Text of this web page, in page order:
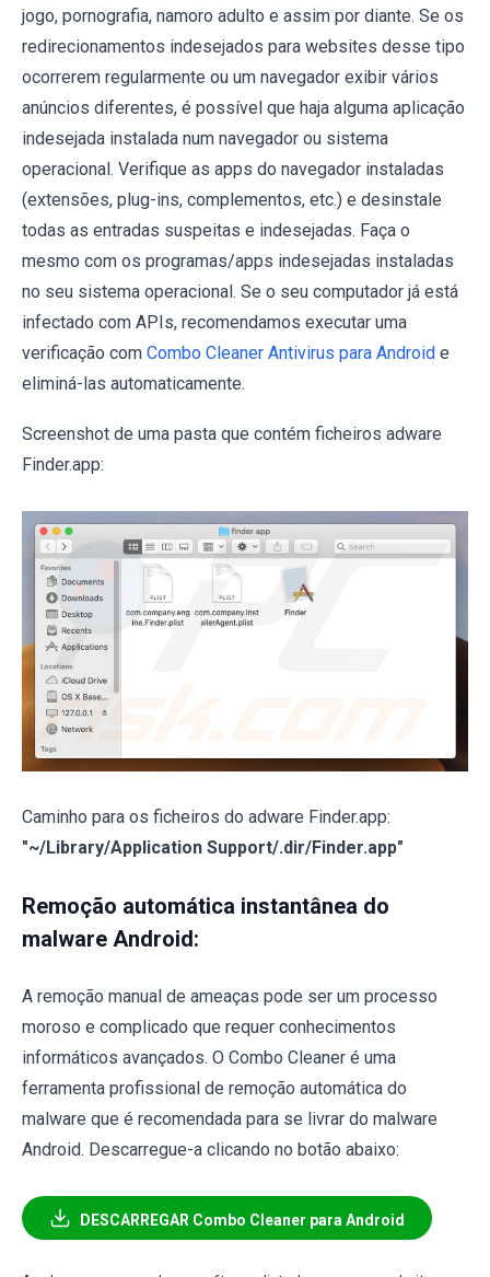
jogo, pornografia, namoro adulto e assim por diante. Se os
redirecionamentos indesejados para websites desse tipo
ocorrerem regularmente ou um navegador exibir vários
anúncios diferentes, é possível que haja alguma aplicação
indesejada instalada num navegador ou sistema
operacional. Verifique as apps do navegador instaladas
(extensões, plug-ins, complementos, etc.) e desinstale
todas as entradas suspeitas e indesejadas. Faça o
mesmo com os programas/apps indesejadas instaladas
no seu sistema operacional. Se o seu computador já está
infectado com APIs, recomendamos executar uma
verificação com Combo Cleaner Antivirus para Android e
eliminá-las automaticamente.
Screenshot de uma pasta que contém ficheiros adware
Finder.app:
Caminho para os ficheiros do adware Finder.app:
"~/Library/Application Support/.dir/Finder.app"
Remoção automática instantânea do
malware Android:
A remoção manual de ameaças pode ser um processo
moroso e complicado que requer conhecimentos
informáticos avançados. O Combo Cleaner é uma
ferramenta profissional de remoção automática do
malware que é recomendada para se livrar do malware
Android. Descarregue-a clicando no botão abaixo:
DESCARREGAR Combo Cleaner para Android